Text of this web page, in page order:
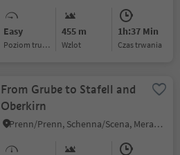
Easy
Poziom trudności
455 m
Wzlot
1h:37 Min
czas trwania
From Grube to Stafell and
Oberkirn
Prenn/Prenn, Schenna/Scena, Meran/Merano and environs